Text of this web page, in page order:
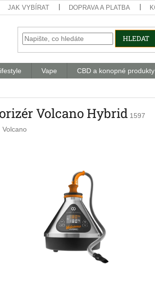
JAK VYBÍRAT DOPRAVA A PLATBA
HLEDAT
Vape CBD a konopné produkty
Volcano Hybrid 1597
Volcano